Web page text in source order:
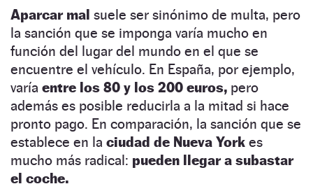
Aparcar mal suele ser sinónimo de multa, pero
la sanción que se imponga varía mucho en
función del lugar del mundo en el que se
encuentre el vehículo. En España, por ejemplo,
varía entre los 80 y los 200 euros, pero
además es posible reducirla a la mitad si hace
pronto pago. En comparación, la sanción que se
establece en la ciudad de Nueva York es
mucho más radical: pueden llegar a subastar
el coche.